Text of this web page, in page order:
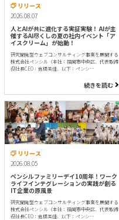
リリース
2026.08.07
人とAIが共に進化する実証実験！ AIが主
催するAI尽くしの夏の社内イベント「ア
イスクリーム」が始動！
研究開発型ウェブコンサルティング事業を展開する
株式会社ペンシル（本社：福岡市中央区、代表取締
役社長CEO：倉橋美佳、以下：ペンシ…
続きを読む
リリース
2026.08.05
ペンシルファミリーデイ10周年！ワーク
ライフインテグレーションの実践が創る
IT企業の原風景
研究開発型ウェブコンサルティング事業を展開する
株式会社ペンシル（本社：福岡市中央区、代表取締
役社長CEO：倉橋美佳、以下：ペンシ…